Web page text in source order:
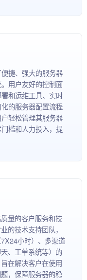
捷、强大的服务器
用户友好的控制面
和运维工具、实时
的服务器配置流程
轻松管理其服务器
槛和人力投入，提
量的客户服务和技
的技术支持团队，
小时）、多渠道
天、工单系统等）的
在解决客户在使用
，保障服务器的稳